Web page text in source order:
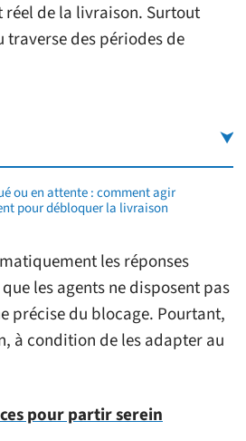
réel de la livraison. Surtout
traverse des périodes de
ou en attente : comment agir
pour débloquer la livraison
les réponses
les agents ne disposent pas
précise du blocage. Pourtant,
à condition de les adapter au
pour partir serein